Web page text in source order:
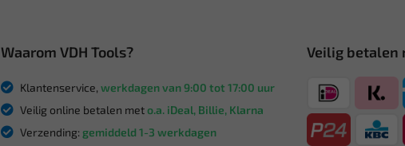
Waarom VDH Tools?
Klantenservice, werkdagen van 9:00 tot 17:00 uur
Veilig online betalen meto.a. iDeal, Billie, Klarna
Verzending: gemiddeld 1-3 werkdagen
Veilig betalen